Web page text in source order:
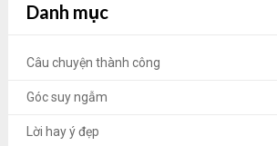
Danh mục
Câu chuyện thành công
Góc suy ngẫm
Lời hay ý đẹp